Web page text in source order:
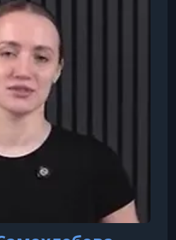
прошли более 15 000
с телом и
между з